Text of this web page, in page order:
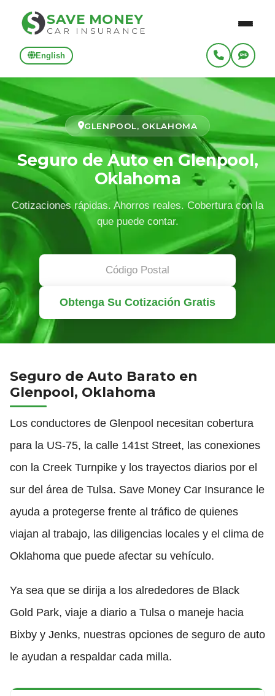
SAVE MONEY
CAR INSURANCE
English
GLENPOOL, OKLAHOMA
Seguro de Auto en Glenpool,
Oklahoma
Cotizaciones rápidas. Ahorros reales. Cobertura con la
que puede contar.
Obtenga Su Cotización Gratis
Seguro de Auto Barato en
Glenpool, Oklahoma
Los conductores de Glenpool necesitan cobertura
para la US-75, la calle 141st Street, las conexiones
con la Creek Turnpike y los trayectos diarios por el
sur del área de Tulsa. Save Money Car Insurance le
ayuda a protegerse frente al tráfico de quienes
viajan al trabajo, las diligencias locales y el clima de
Oklahoma que puede afectar su vehículo.
Ya sea que se dirija a los alrededores de Black
Gold Park, viaje a diario a Tulsa o maneje hacia
Bixby y Jenks, nuestras opciones de seguro de auto
le ayudan a respaldar cada milla.